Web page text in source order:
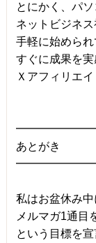
とにかく、パ
ネットビジネ
手軽に始められ
すぐに成果を
Ｘアフィリエ
あとがき
私はお盆休み中
メルマガ1通目
という目標を宣